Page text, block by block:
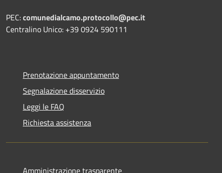
PEC:comunedialcamo.protocollo@pec.it
Centralino Unico: +39 0924 590111
Prenotazione appuntamento
Segnalazione disservizio
Leggi le FAQ
Richiesta assistenza